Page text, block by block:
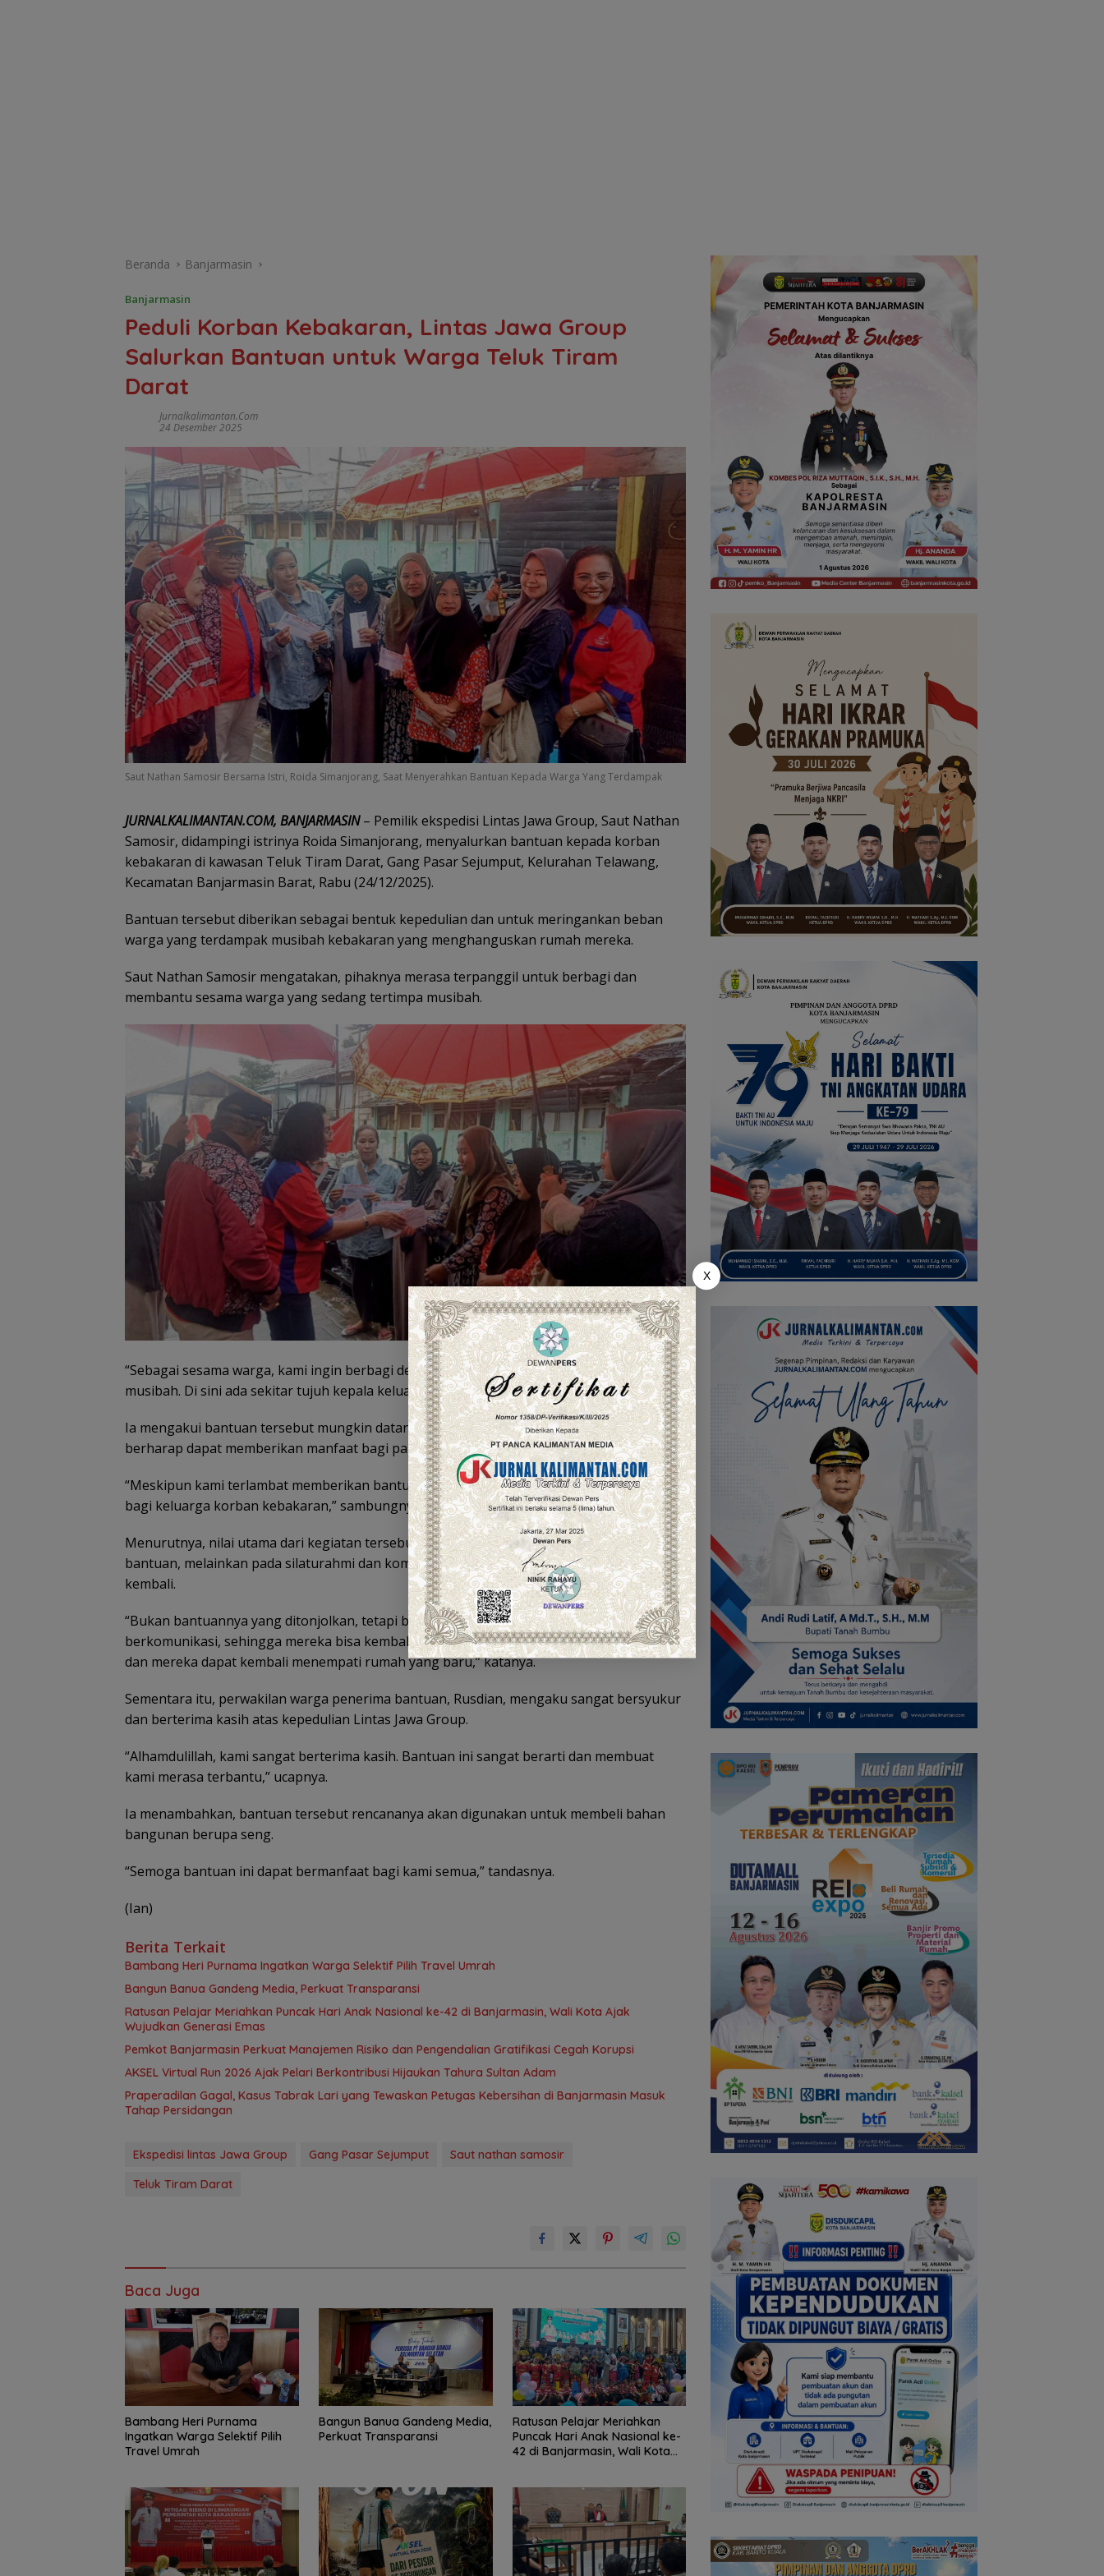
Beranda Banjarmasin
Banjarmasin
Peduli Korban Kebakaran, Lintas Jawa Group
Salurkan Bantuan untuk Warga Teluk Tiram
Darat
Jurnalkalimantan.com
24 Desember 2025
Saut Nathan Samosir Bersama Istri, Roida Simanjorang, Saat Menyerahkan Bantuan Kepada Warga Yang Terdampak
JURNALKALIMANTAN.COM, BANJARMASIN– Pemilik ekspedisi Lintas Jawa Group, Saut Nathan
Samosir, didampingi istrinya Roida Simanjorang, menyalurkan bantuan kepada korban
kebakaran di kawasan Teluk Tiram Darat, Gang Pasar Sejumput, Kelurahan Telawang,
Kecamatan Banjarmasin Barat, Rabu (24/12/2025).
Bantuan tersebut diberikan sebagai bentuk kepedulian dan untuk meringankan beban
warga yang terdampak musibah kebakaran yang menghanguskan rumah mereka.
Saut Nathan Samosir mengatakan, pihaknya merasa terpanggil untuk berbagi dan
membantu sesama warga yang sedang tertimpa musibah.
“Sebagai sesama warga, kami ingin berbagi dengan saudara-saudara kita yang terkena
musibah. Di sini ada sekitar tujuh kepala keluarga yang terdampak,” ujarnya.
Ia mengakui bantuan tersebut mungkin datang tidak tepat di awal kejadian, namun
berharap dapat memberikan manfaat bagi para korban.
“Meskipun kami terlambat memberikan bantuan, semoga bantuan ini bisa bermanfaat
bagi keluarga korban kebakaran,” sambungnya.
Menurutnya, nilai utama dari kegiatan tersebut bukan terletak pada besar kecilnya
bantuan, melainkan pada silaturahmi dan komunikasi agar para korban dapat bangkit
kembali.
“Bukan bantuannya yang ditonjolkan, tetapi bagaimana kita bersilaturahmi dan
berkomunikasi, sehingga mereka bisa kembali bangkit. Semoga cobaan ini cepat berlalu
dan mereka dapat kembali menempati rumah yang baru,” katanya.
Sementara itu, perwakilan warga penerima bantuan, Rusdian, mengaku sangat bersyukur
dan berterima kasih atas kepedulian Lintas Jawa Group.
“Alhamdulillah, kami sangat berterima kasih. Bantuan ini sangat berarti dan membuat
kami merasa terbantu,” ucapnya.
Ia menambahkan, bantuan tersebut rencananya akan digunakan untuk membeli bahan
bangunan berupa seng.
“Semoga bantuan ini dapat bermanfaat bagi kami semua,” tandasnya.
(Ian)
Berita Terkait
Bambang Heri Purnama Ingatkan Warga Selektif Pilih Travel Umrah
Bangun Banua Gandeng Media, Perkuat Transparansi
Ratusan Pelajar Meriahkan Puncak Hari Anak Nasional ke-42 di Banjarmasin, Wali Kota Ajak
Wujudkan Generasi Emas
Pemkot Banjarmasin Perkuat Manajemen Risiko dan Pengendalian Gratifikasi Cegah Korupsi
AKSEL Virtual Run 2026 Ajak Pelari Berkontribusi Hijaukan Tahura Sultan Adam
Praperadilan Gagal, Kasus Tabrak Lari yang Tewaskan Petugas Kebersihan di Banjarmasin Masuk
Tahap Persidangan
Ekspedisi lintas Jawa Group Gang Pasar Sejumput
Saut nathan samosir
Teluk Tiram Darat
Baca Juga
Bambang Heri Purnama
Ingatkan Warga Selektif Pilih
Travel Umrah
Bangun Banua Gandeng Media,
Perkuat Transparansi
Ratusan Pelajar Meriahkan
Puncak Hari Anak Nasional ke-
42 di Banjarmasin, Wali Kota
X